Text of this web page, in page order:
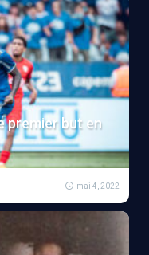
premier but en
mai 4, 2022